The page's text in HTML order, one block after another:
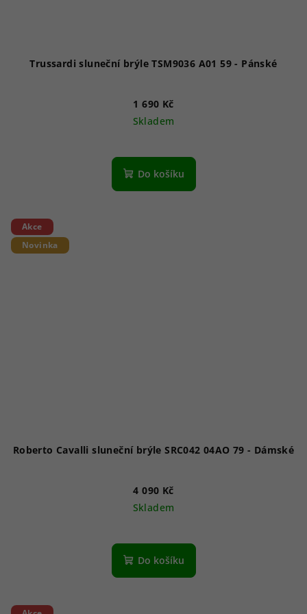
Trussardi sluneční brýle TSM9036 A01 59 - Pánské
1 690 Kč
Skladem
Do košíku
Akce
Novinka
Roberto Cavalli sluneční brýle SRC042 04AO 79 - Dámské
4 090 Kč
Skladem
Do košíku